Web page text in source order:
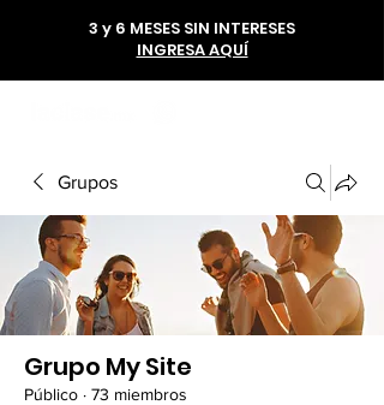
3 y 6 MESES SIN INTERESES
INGRESA AQUÍ
Grupos
Grupo My Site
Público · 73 miembros